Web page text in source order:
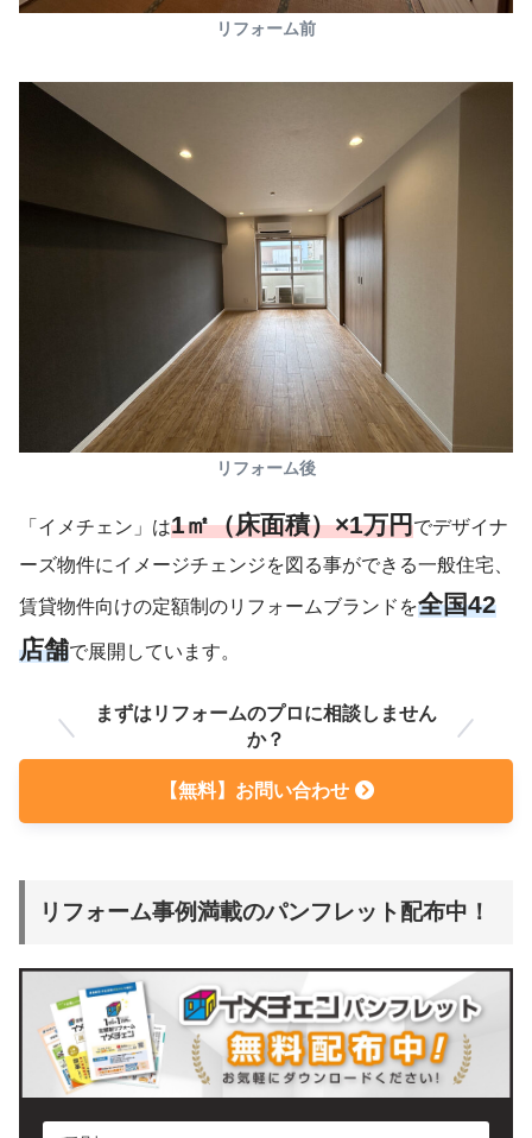
リフォーム前
リフォーム後
「イメチェン」は1㎡（床面積）×1万円でデザイナ
ーズ物件にイメージチェンジを図る事ができる一般住宅、
賃貸物件向けの定額制のリフォームブランドを全国42
店舗で展開しています。
まずはリフォームのプロに相談しません
か？
【無料】お問い合わせ
リフォーム事例満載のパンフレット配布中！